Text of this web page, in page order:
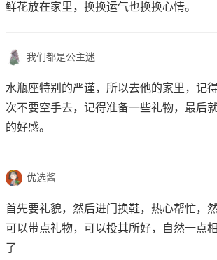
鲜花放在家里，换换运气也换换心情。
我们都是公主迷
水瓶座特别的严谨，所以去他的家里，记
次不要空手去，记得准备一些礼物，最后
的好感。
优选酱
首先要礼貌，然后进门换鞋，热心帮忙，
可以带点礼物，可以投其所好，自然一点
了